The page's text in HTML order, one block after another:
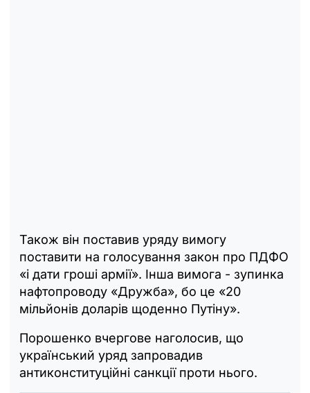
Також він поставив уряду вимогу
поставити на голосування закон про ПДФО
«і дати гроші армії». Інша вимога - зупинка
нафтопроводу «Дружба», бо це «20
мільйонів доларів щоденно Путіну».
Порошенко вчергове наголосив, що
український уряд запровадив
антиконституційні санкції проти нього.